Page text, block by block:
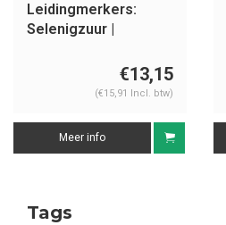
Leidingmerkers:
Selenigzuur |
€13,15
(€15,91 Incl. btw)
Meer info
Tags